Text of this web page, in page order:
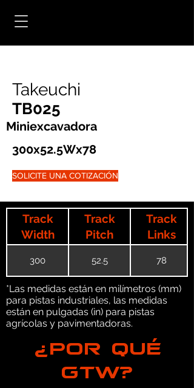
Takeuchi
TB025
Miniexcavadora
300x52.5Wx78
SOLICITE UNA COTIZACIÓN
Track
Width
Track
Pitch
Track
Links
300 52.5 78
*Las medidas están en milímetros (mm)
para pistas industriales, las medidas
están en pulgadas (in) para pistas
agrícolas y pavimentadoras.
¿POR QUÉ
GTW?